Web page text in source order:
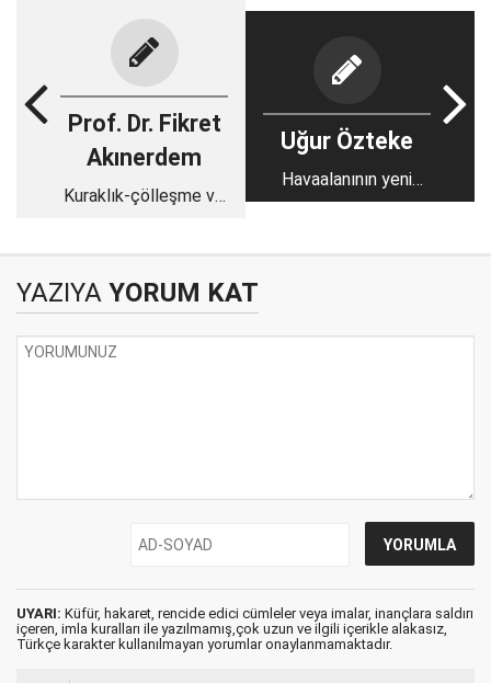
Prof. Dr. Fikret
Akınerdem
Kuraklık-çölleşme ve
Uğur Özteke
Havaalanının yeni
Yolcu terminali
YAZIYA YORUM KAT
UYARI: Küfür, hakaret, rencide edici cümleler veya imalar, inançlara saldırı
içeren, imla kuralları ile yazılmamış,çok uzun ve ilgili içerikle alakasız,
Türkçe karakter kullanılmayan yorumlar onaylanmamaktadır.